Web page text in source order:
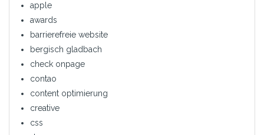
apple
awards
barrierefreie website
bergisch gladbach
check onpage
contao
content optimierung
creative
css